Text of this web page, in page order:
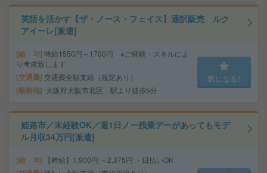
英語を活かす【ザ・ノース・フェイス】通訳販売 ルク
アイーレ[派遣]
給 与 時給1550円～1700円 ※ご経験・スキルによ
り考慮致します
交通費 交通費全額支給（規定あり）
勤務地 大阪府大阪市北区 駅より徒歩5分
気になる!
姫路市／未経験OK／週1日ノー残業デーがあってもモデ
ル月収34万円[派遣]
給 与 【時給】1,900円 ～2,375円 ・日払いOK